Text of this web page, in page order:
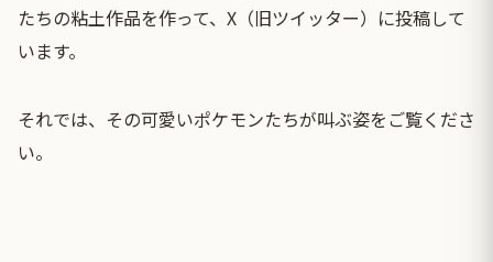
たちの粘土作品を作って、X（旧ツイッター）に投稿して
います。
それでは、その可愛いポケモンたちが叫ぶ姿をご覧くださ
い。